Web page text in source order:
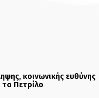
κοινωνικής ευθύνης
Πετρίλο